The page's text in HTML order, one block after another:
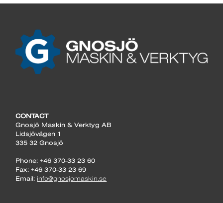
CONTACT
Gnosjö Maskin & Verktyg AB
Lidsjövägen 1
335 32 Gnosjö
Phone: +46 370-33 23 60
Fax: +46 370-33 23 69
Email: info@gnosjomaskin.se